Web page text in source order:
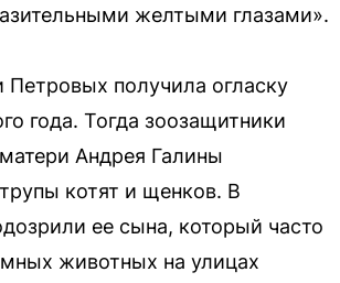
желтыми глазами».
Петровых получила огласку
года. Тогда зоозащитники
Андрея Галины
котят и щенков. В
ее сына, который часто
животных на улицах